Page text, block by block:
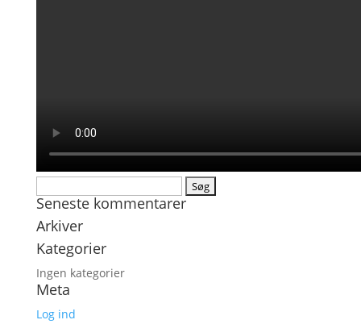
efter:
Seneste kommentarer
Arkiver
Kategorier
Ingen kategorier
Meta
Log ind